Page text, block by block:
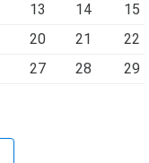
13 14
15
20 21
22
27 28
29